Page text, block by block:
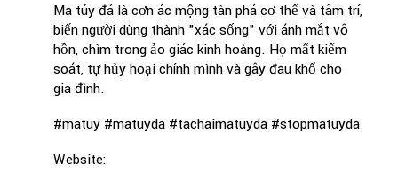
Ma túy đá là cơn ác mộng tàn phá cơ thể và tâm trí,
biến người dùng thành "xác sống" với ánh mắt vô
hồn, chìm trong ảo giác kinh hoàng. Họ mất kiểm
soát, tự hủy hoại chính mình và gây đau khổ cho
gia đình.
#matuy #matuyda #tachaimatuyda #stopmatuyda
Website: